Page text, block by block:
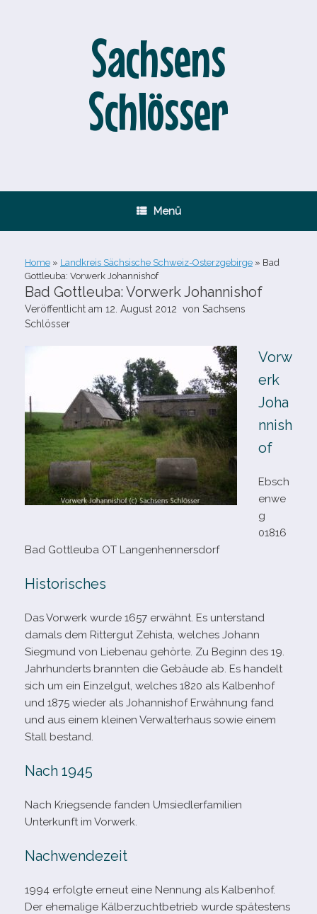
Sachsens
Schlösser
Menü
Home » Landkreis Sächsische Schweiz-Osterzgebirge » Bad
Gottleuba: Vorwerk Johannishof
Bad Gottleuba: Vorwerk Johannishof
Veröffentlicht am 12. August 2012 von Sachsens
Schlösser
Vorw
erk
Joha
nnish
of
Ebsch
enwe
g
01816
Bad Gottleuba OT Langenhennersdorf
Historisches
Das Vorwerk wurde 1657 erwähnt. Es unter­stand
damals dem Rittergut Zehista, wel­ches Johann
Siegmund von Liebenau gehörte. Zu Beginn des 19.
Jahrhunderts brann­ten die Gebäude ab. Es han­delt
sich um ein Einzelgut, wel­ches 1820 als Kalbenhof
und 1875 wie­der als Johannishof Erwähnung fand
und aus einem klei­nen Verwalterhaus sowie einem
Stall bestand.
Nach 1945
Nach Kriegsende fan­den Umsiedlerfamilien
Unterkunft im Vorwerk.
Nachwendezeit
1994 erfolgte erneut eine Nennung als Kalbenhof.
Der ehe­ma­lige Kälberzuchtbetrieb wurde spä­tes­tens